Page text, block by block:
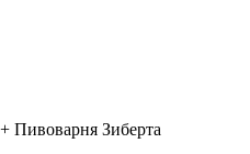
Пивоварня Зиберта